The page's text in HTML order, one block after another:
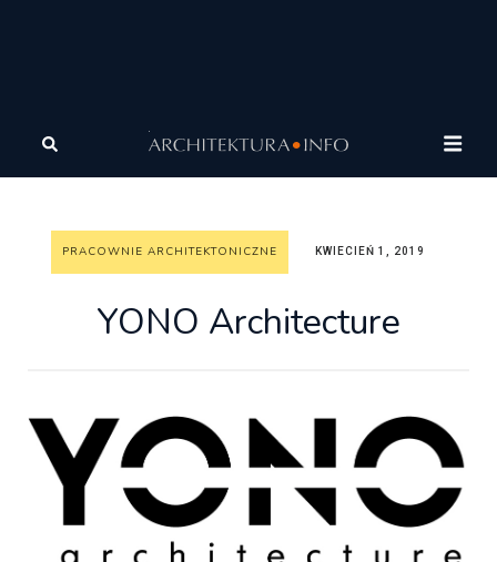
Architektura
architektoniczne
YONO Architecture
PRACOWNIE ARCHITEKTONICZNE KWIECIEŃ 1, 2019
YONO Architecture